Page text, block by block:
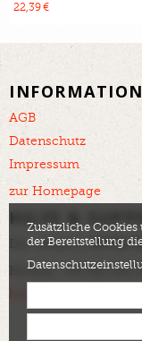
22,39 €
AGB
Datenschutz
Impressum
zur Homepage
HILFE &
Der offizielleDOTA
Hotline: +49 561 350
Zusätzliche
der Bereitstellung